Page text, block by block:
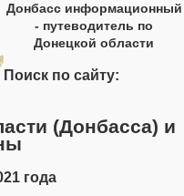
Донбасс информационный
- путеводитель по
Донецкой области
Поиск по сайту:
(Донбасса) и
года